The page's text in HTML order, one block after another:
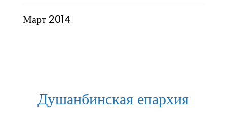
Март 2014
Душанбинская епархия